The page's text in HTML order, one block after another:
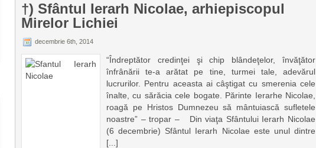
†) Sfântul Ierarh Nicolae, arhiepiscopul
Mirelor Lichiei
decembrie 6th, 2014
“Îndreptător credinţei şi chip blândeţelor, învăţător
înfrânării te-a arătat pe tine, turmei tale, adevărul
lucrurilor. Pentru aceasta ai câştigat cu smerenia cele
înalte, cu sărăcia cele bogate. Părinte Ierarhe Nicolae,
roagă pe Hristos Dumnezeu să mântuiască sufletele
noastre” – tropar – Din viaţa Sfântului Ierarh Nicolae
(6 decembrie) Sfântul Ierarh Nicolae este unul dintre
[...]